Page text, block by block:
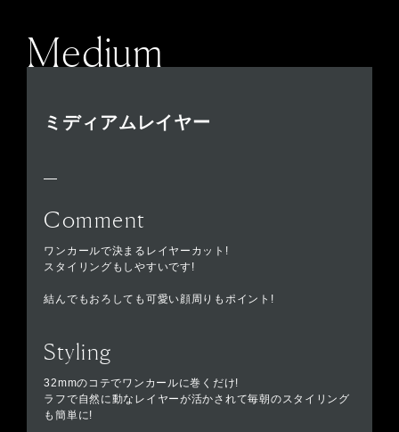
Medium
ミディアムレイヤー
Comment
ワンカールで決まるレイヤーカット!
スタイリングもしやすいです!
結んでもおろしても可愛い顔周りもポイント!
Styling
32mmのコテでワンカールに巻くだけ!
ラフで自然に動なレイヤーが活かされて毎朝のスタイリング
も簡単に!